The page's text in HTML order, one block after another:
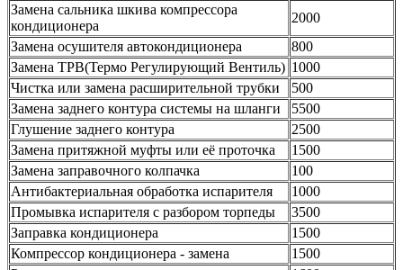
Замена сальника шкива компрессора
кондиционера
2000
Замена осушителя автокондиционера
800
Замена ТРВ(Термо Регулирующий Вентиль) 1000
Чистка или замена расширительной трубки
500
Замена заднего контура системы на шланги
5500
Глушение заднего контура
2500
Замена притяжной муфты или её проточка
1500
Замена заправочного колпачка
100
Антибактериальная обработка испарителя
1000
Промывка испарителя с разбором торпеды
3500
Заправка кондиционера
1500
Компрессор кондиционера - замена
1500